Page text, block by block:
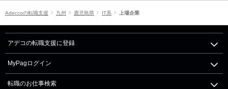
Adeccoの転職支援 九州 鹿児島県 IT系 上場企業
アデコの転職支援に登録
MyPagログイン
転職のお仕事検索